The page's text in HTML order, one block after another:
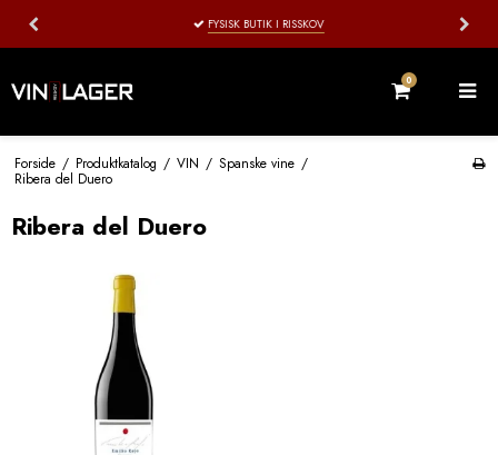
FYSISK BUTIK I RISSKOV
0
Forside / Produktkatalog / VIN / Spanske vine /
Ribera del Duero
Ribera del Duero